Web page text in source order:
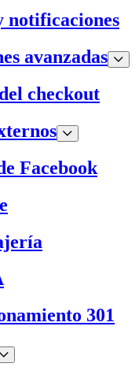
notificaciones
avanzadas
checkout
Facebook
301